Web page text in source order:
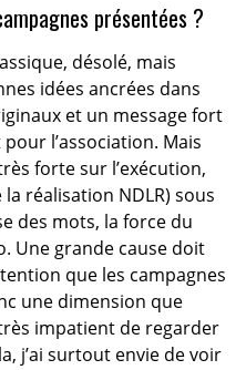
présentées ?
désolé, mais
idées ancrées dans
et un message fort
l’association. Mais
forte sur l’exécution,
réalisation NDLR) sous
des mots, la force du
Une grande cause doit
que les campagnes
une dimension que
impatient de regarder
j’ai surtout envie de voir